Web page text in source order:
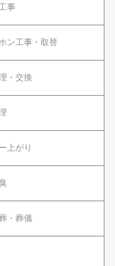
事
ン工事・取替
・交換
上がり
・葬儀